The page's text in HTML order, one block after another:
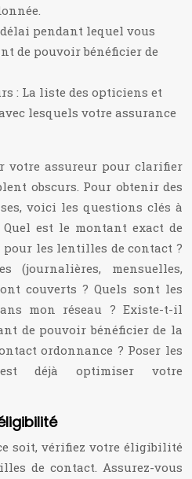
délai pendant lequel vous
de pouvoir bénéficier de
: La liste des opticiens et
lesquels votre assurance
votre assureur pour clarifier
obscurs. Pour obtenir des
voici les questions clés à
est le montant exact de
les lentilles de contact ?
(journalières, mensuelles,
couverts ? Quels sont les
mon réseau ? Existe-t-il
de pouvoir bénéficier de la
ordonnance ? Poser les
déjà optimiser votre
soit, vérifiez votre éligibilité
de contact. Assurez-vous